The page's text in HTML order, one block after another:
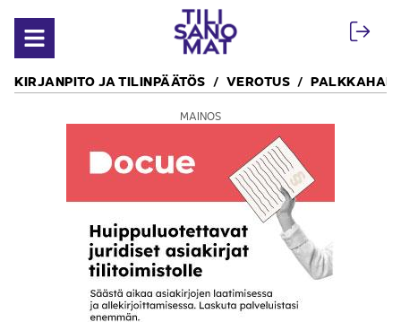
Avaa valikko
KIRJANPITO JA TILINPÄÄTÖS VEROTUS
MAINOS